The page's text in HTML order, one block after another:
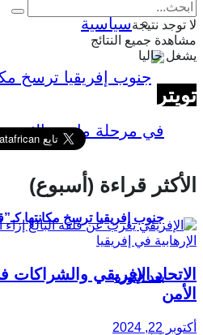
سياسية
جنوب إفريقيا ترسخ مكانتها
بعد الثورة
لا توجد نتيجة
مشاهدة جميع النتائج
يشغل حاليا
تويتر
الأكثر قراءة (أسبوع)
الاتحاد الإفريقي
الأمن
أكتوبر 22, 2024